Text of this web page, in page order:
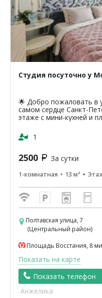
Студия посуточно у
🌟 Добро пожаловать в
самом сердце Санкт-
этаже с мини-кухней и
классики...
1
2500 За сутки
1-комнатная 13 м²
Полтавская улица, 7
(Центральный район)
Площадь Восстания, 8
Показать на карте
Показать телефон
Анжелика